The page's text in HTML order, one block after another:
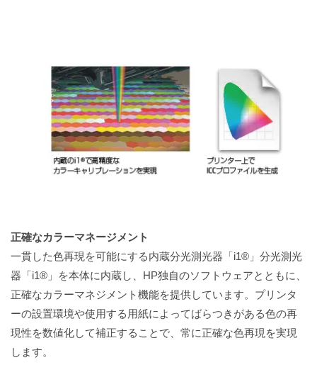
正確なカラーマネージメント
一貫した色再現を可能にする内蔵分光測光器「i1®」分光測光
器「i1®」を本体に内蔵し、HP独自のソフトウェアとともに、
正確なカラーマネジメント機能を提供しています。プリンタ
ーの設置環境や使用する用紙によってばらつきがある色の再
現性を数値化して補正することで、常に正確な色再現を実現
します。